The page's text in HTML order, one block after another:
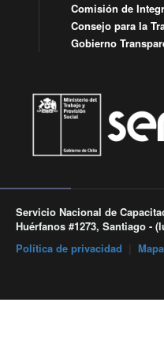
Comisión de
Consejo para la
Gobierno
Servicio Nacional de
Huérfanos #1273, Santiago -
Política de privacidad